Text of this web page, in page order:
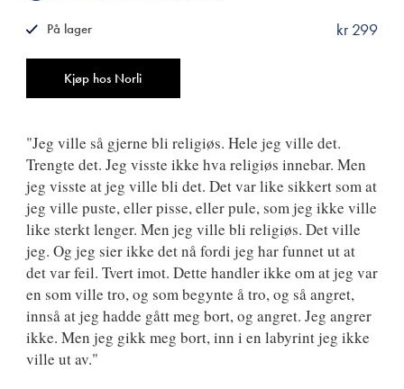
Kjøp hos Norli
kr 299
På lager
"Jeg ville så gjerne bli religiøs. Hele jeg ville det.
Trengte det. Jeg visste ikke hva religiøs innebar. Men
jeg visste at jeg ville bli det. Det var like sikkert som at
jeg ville puste, eller pisse, eller pule, som jeg ikke ville
like sterkt lenger. Men jeg ville bli religiøs. Det ville
jeg. Og jeg sier ikke det nå fordi jeg har funnet ut at
det var feil. Tvert imot. Dette handler ikke om at jeg var
en som ville tro, og som begynte å tro, og så angret,
innså at jeg hadde gått meg bort, og angret. Jeg angrer
ikke. Men jeg gikk meg bort, inn i en labyrint jeg ikke
ville ut av."